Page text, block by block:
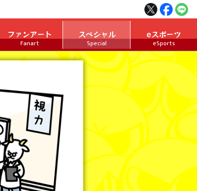
ファンアート
Fanart
スペシャル
Special
eスポーツ
eSports